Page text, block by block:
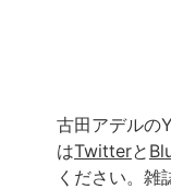
古田アデルの
はTwitterと
ください。雑